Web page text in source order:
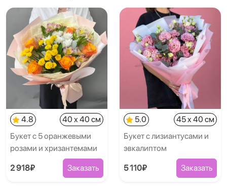
4.8
40 x 40 см
Букет с 5 оранжевыми
розами и хризантемами
2 918₽ Заказать
5.0
45 x 40 см
Букет с лизиантусами и
эвкалиптом
5 110₽ Заказать